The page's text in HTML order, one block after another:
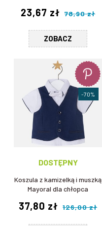
23,67 zł 78,90 zł
ZOBACZ
DOSTĘPNY
Koszula z kamizelką i muszką
Mayoral dla chłopca
37,80 zł 126,00 zł
-70%